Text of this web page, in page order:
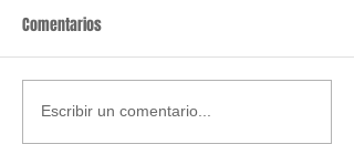
Comentarios
Escribir un comentario...